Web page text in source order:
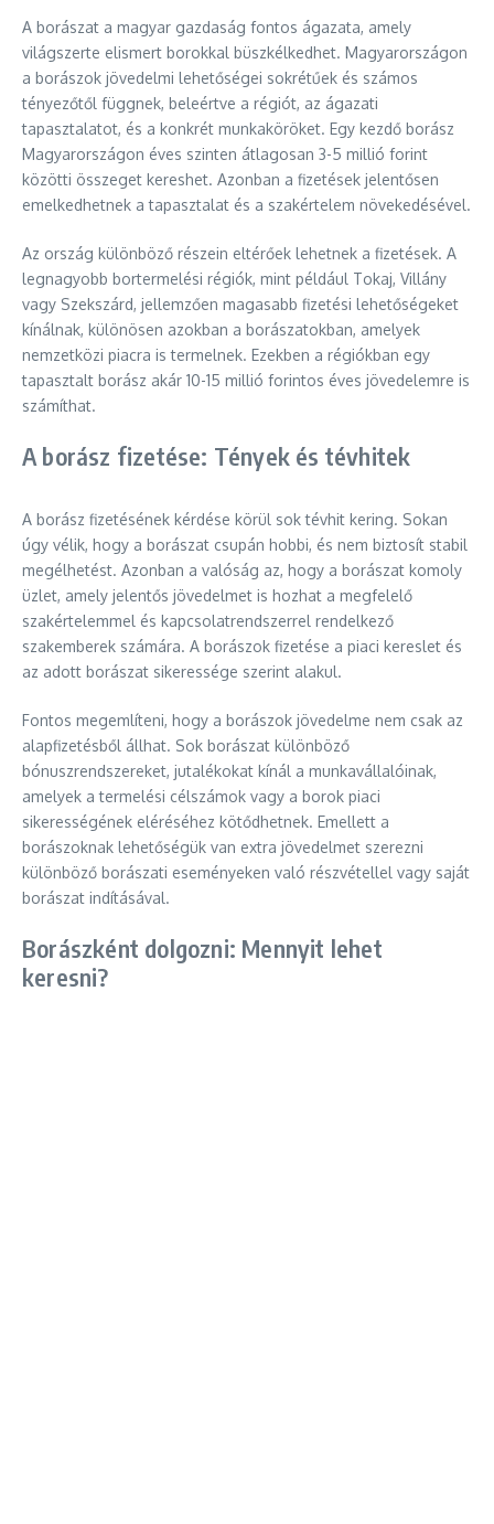
A borászat a magyar gazdaság fontos ágazata, amely
világszerte elismert borokkal büszkélkedhet. Magyarországon
a borászok jövedelmi lehetőségei sokrétűek és számos
tényezőtől függnek, beleértve a régiót, az ágazati
tapasztalatot, és a konkrét munkaköröket. Egy kezdő borász
Magyarországon éves szinten átlagosan 3-5 millió forint
közötti összeget kereshet. Azonban a fizetések jelentősen
emelkedhetnek a tapasztalat és a szakértelem növekedésével.
Az ország különböző részein eltérőek lehetnek a fizetések. A
legnagyobb bortermelési régiók, mint például Tokaj, Villány
vagy Szekszárd, jellemzően magasabb fizetési lehetőségeket
kínálnak, különösen azokban a borászatokban, amelyek
nemzetközi piacra is termelnek. Ezekben a régiókban egy
tapasztalt borász akár 10-15 millió forintos éves jövedelemre is
számíthat.
A borász fizetése: Tények és tévhitek
A borász fizetésének kérdése körül sok tévhit kering. Sokan
úgy vélik, hogy a borászat csupán hobbi, és nem biztosít stabil
megélhetést. Azonban a valóság az, hogy a borászat komoly
üzlet, amely jelentős jövedelmet is hozhat a megfelelő
szakértelemmel és kapcsolatrendszerrel rendelkező
szakemberek számára. A borászok fizetése a piaci kereslet és
az adott borászat sikeressége szerint alakul.
Fontos megemlíteni, hogy a borászok jövedelme nem csak az
alapfizetésből állhat. Sok borászat különböző
bónuszrendszereket, jutalékokat kínál a munkavállalóinak,
amelyek a termelési célszámok vagy a borok piaci
sikerességének eléréséhez kötődhetnek. Emellett a
borászoknak lehetőségük van extra jövedelmet szerezni
különböző borászati eseményeken való részvétellel vagy saját
borászat indításával.
Borászként dolgozni: Mennyit lehet
keresni?